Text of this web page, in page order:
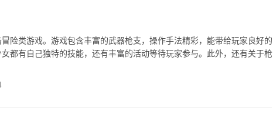
险类游戏。游戏包含丰富的武器枪支，操作手法精彩，能带给玩家良好的
都有自己独特的技能，还有丰富的活动等待玩家参与。此外，还有关于枪